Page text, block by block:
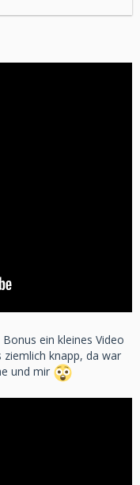
ein kleines Video
knapp, da war
und mir